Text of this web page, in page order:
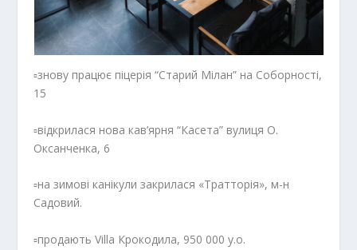
▫️знову працює піцерія “Старий Мілан” на Соборності,
15
▫️відкрилася нова кав’ярня “Касета” вулиця О.
Оксанченка, 6
▫️на зимові канікули закрилася «Тратторія», м-н
Садовий.
▫️продають Villa Крокодила, 950 000 у.о.